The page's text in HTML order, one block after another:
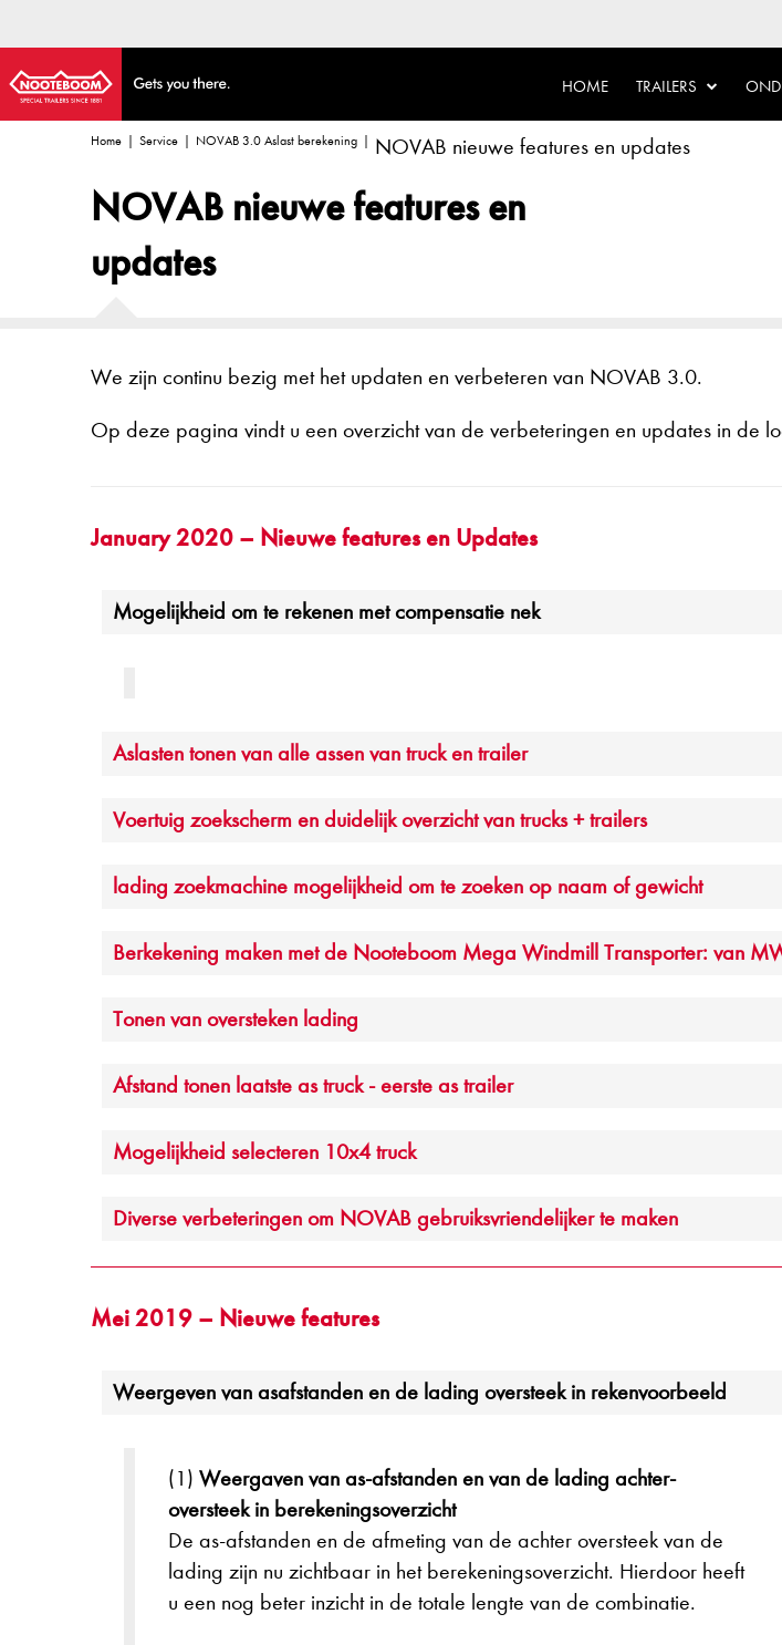
HOME TRAILERS
Home Service NOVAB 3.0 Aslast berekening NOVAB nieuwe features en updates
NOVAB nieuwe features en
updates
We zijn continu bezig met het updaten en verbeteren van NOVAB 3.0.
Op deze pagina vindt u een overzicht van de verbeteringen en updates in de
January 2020 – Nieuwe features en Updates
Mogelijkheid om te rekenen met compensatie nek
Aslasten tonen van alle assen van truck en trailer
Voertuig zoekscherm en duidelijk overzicht van trucks + trailers
lading zoekmachine mogelijkheid om te zoeken op naam of gewicht
Berkekening maken met de Nooteboom Mega Windmill Transporter: van
Tonen van oversteken lading
Afstand tonen laatste as truck - eerste as trailer
Mogelijkheid selecteren 10x4 truck
Diverse verbeteringen om NOVAB gebruiksvriendelijker te maken
Mei 2019 – Nieuwe features
Weergeven van asafstanden en de lading oversteek in rekenvoorbeeld
(1) Weergaven van as-afstanden en van de lading achter-
oversteek in berekeningsoverzicht
De as-afstanden en de afmeting van de achter oversteek van de
lading zijn nu zichtbaar in het berekeningsoverzicht. Hierdoor heeft
u een nog beter inzicht in de totale lengte van de combinatie.